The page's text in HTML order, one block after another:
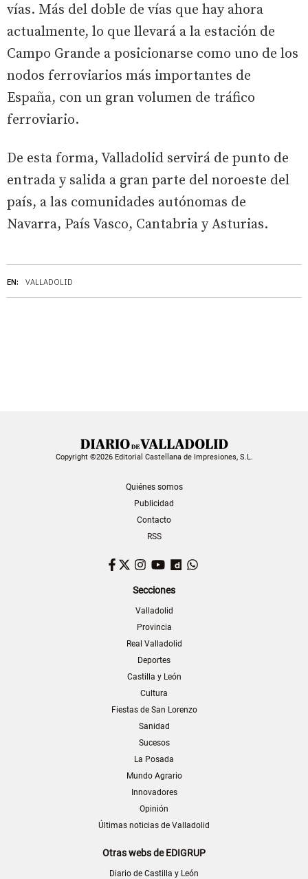
EN: VALLADOLID
vías. Más del doble de vías que hay ahora
actualmente, lo que llevará a la estación de
Campo Grande a posicionarse como uno de los
nodos ferroviarios más importantes de
España, con un gran volumen de tráfico
ferroviario.
De esta forma, Valladolid servirá de punto de
entrada y salida a gran parte del noroeste del
país, a las comunidades autónomas de
Navarra, País Vasco, Cantabria y Asturias.
Copyright ©2026 Editorial Castellana de Impresiones, S.L.
Quiénes somos
Publicidad
Contacto
RSS
Facebook
TwitterInstagram
YouTubeDailymotion
Secciones
Valladolid
Provincia
Real Valladolid
Deportes
Castilla y León
Cultura
Fiestas de San Lorenzo
Sanidad
Sucesos
La Posada
Mundo Agrario
Innovadores
Opinión
Últimas noticias de Valladolid
Otras webs de EDIGRUP
Diario de Castilla y León